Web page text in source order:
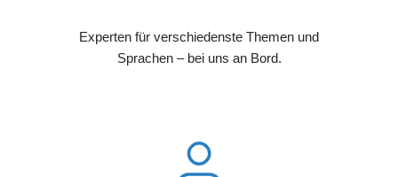
Experten für verschiedenste Themen und
Sprachen – bei uns an Bord.